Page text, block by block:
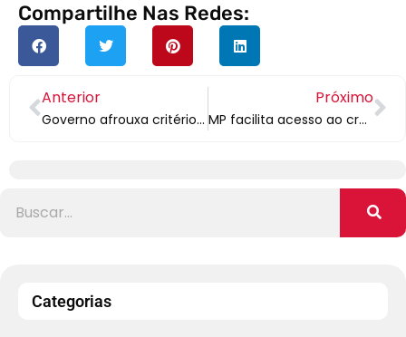
Compartilhe Nas Redes:
Anterior
Governo afrouxa critérios que bancos públicos têm que observar para concessão de crédito
Próximo
MP facilita acesso ao crédito nos bancos públicos
Categorias